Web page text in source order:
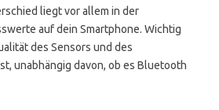
liegt vor allem in der
auf dein Smartphone. Wichtig
des Sensors und des
unabhängig davon, ob es Bluetooth